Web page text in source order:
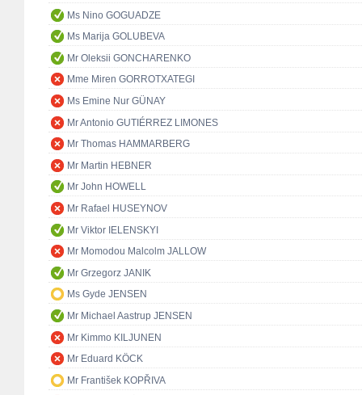
Ms Nino GOGUADZE
Ms Marija GOLUBEVA
Mr Oleksii GONCHARENKO
Mme Miren GORROTXATEGI
Ms Emine Nur GÜNAY
Mr Antonio GUTIÉRREZ LIMONES
Mr Thomas HAMMARBERG
Mr Martin HEBNER
Mr John HOWELL
Mr Rafael HUSEYNOV
Mr Viktor IELENSKYI
Mr Momodou Malcolm JALLOW
Mr Grzegorz JANIK
Ms Gyde JENSEN
Mr Michael Aastrup JENSEN
Mr Kimmo KILJUNEN
Mr Eduard KÖCK
Mr František KOPŘIVA